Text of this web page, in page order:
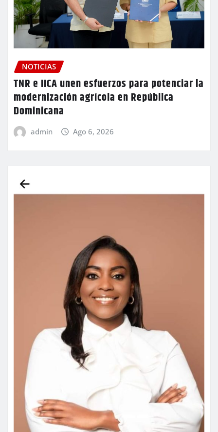
NOTICIAS
TNR e IICA unen esfuerzos para potenciar la
modernización agrícola en República
Dominicana
admin Ago 6, 2026